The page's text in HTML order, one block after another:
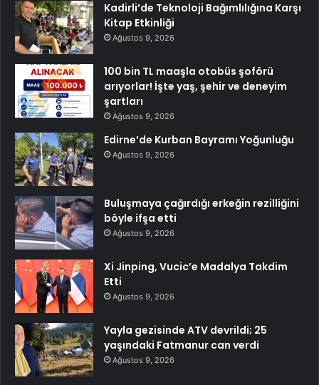
Kadirli’de Teknoloji Bağımlılığına Karşı
Kitap Etkinliği
Ağustos 9, 2026
100 bin TL maaşla otobüs şoförü
arıyorlar! İşte yaş, şehir ve deneyim
şartları
Ağustos 9, 2026
Edirne’de Kurban Bayramı Yoğunluğu
Ağustos 9, 2026
Buluşmaya çağırdığı erkeğin rezilliğini
böyle ifşa etti
Ağustos 9, 2026
Xi Jinping, Vucic’e Madalya Takdim
Etti
Ağustos 9, 2026
Yayla gezisinde ATV devrildi; 25
yaşındaki Fatmanur can verdi
Ağustos 9, 2026